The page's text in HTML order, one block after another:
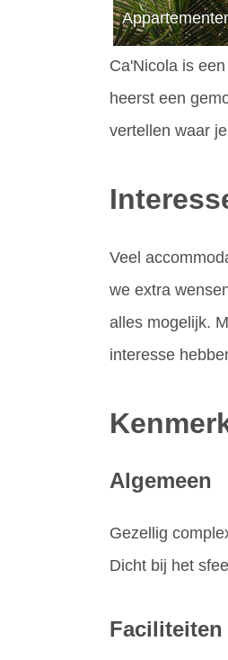
Ca'Nicola is
heerst een
vertellen waar
Veel
we extra
alles mogelijk.
interesse
Algemeen
Gezellig
Dicht bij het
Faciliteiten